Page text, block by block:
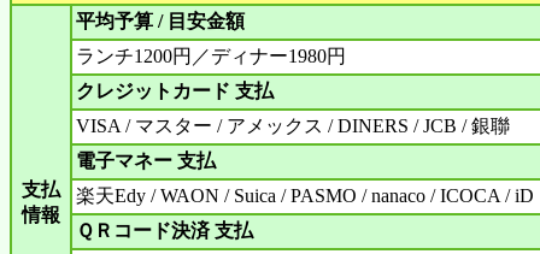
支払
情報
平均予算 / 目安金額
ランチ1200円／ディナー1980円
クレジットカード 支払
VISA / マスター / アメックス / DINERS / JCB / 銀聯
電子マネー 支払
楽天Edy / WAON / Suica / PASMO / nanaco / ICOCA / iD
ＱＲコード決済 支払